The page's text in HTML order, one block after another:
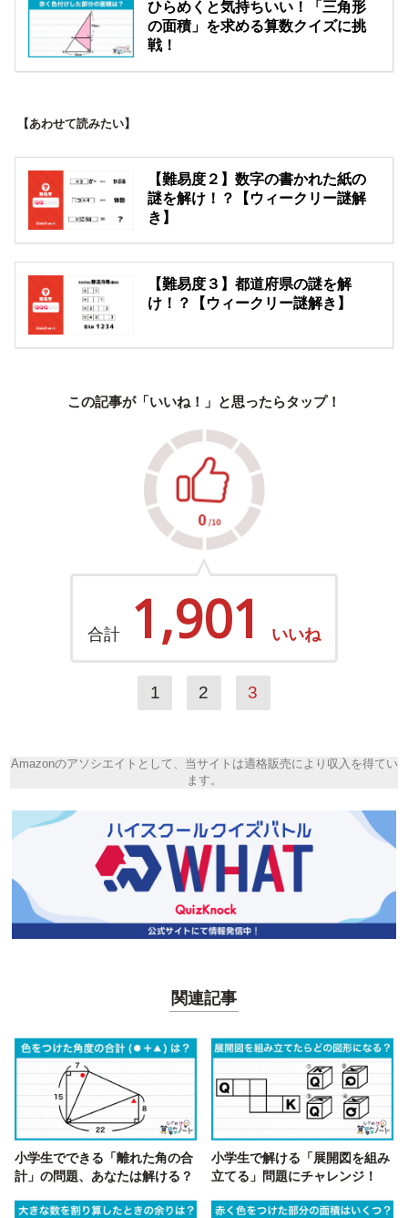
ひらめくと気持ちいい！「三角形
の面積」を求める算数クイズに挑
戦！
【あわせて読みたい】
【難易度２】数字の書かれた紙の
謎を解け！？【ウィークリー謎解
き】
【難易度３】都道府県の謎を解
け！？【ウィークリー謎解き】
この記事が「いいね！」と思ったらタップ！
合計 1,901 いいね
1 2 3
Amazonのアソシエイトとして、当サイトは適格販売により収入を得てい
ます。
関連記事
小学生でできる「離れた角の合
計」の問題、あなたは解ける？
小学生で解ける「展開図を組み
立てる」問題にチャレンジ！